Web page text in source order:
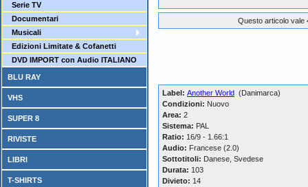
Serie TV
Documentari
Musicali
Edizioni Limitate & Cofanetti
DVD IMPORT con Audio ITALIANO
BLU RAY
VHS
SUPER 8
RIVISTE
LIBRI
T-SHIRTS
Questo articolo vale
Label: Another World (Danimarca)
Condizioni: Nuovo
Area: 2
Sistema: PAL
Ratio: 16/9 - 1.66:1
Audio: Francese (2.0)
Sottotitoli: Danese, Svedese
Durata: 103
Divieto: 14